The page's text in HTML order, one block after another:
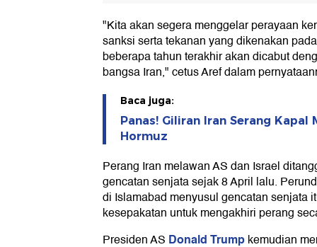
"Kita akan segera menggelar perayaan
sanksi serta tekanan yang dikenakan
beberapa tahun terakhir akan dicabut
bangsa Iran," cetus Aref dalam
Baca juga:
Panas! Giliran Iran Serang Kapal
Hormuz
Perang Iran melawan AS dan Israel
gencatan senjata sejak 8 April lalu.
di Islamabad menyusul gencatan senjata
kesepakatan untuk mengakhiri perang
Presiden AS Donald Trumpkemudian